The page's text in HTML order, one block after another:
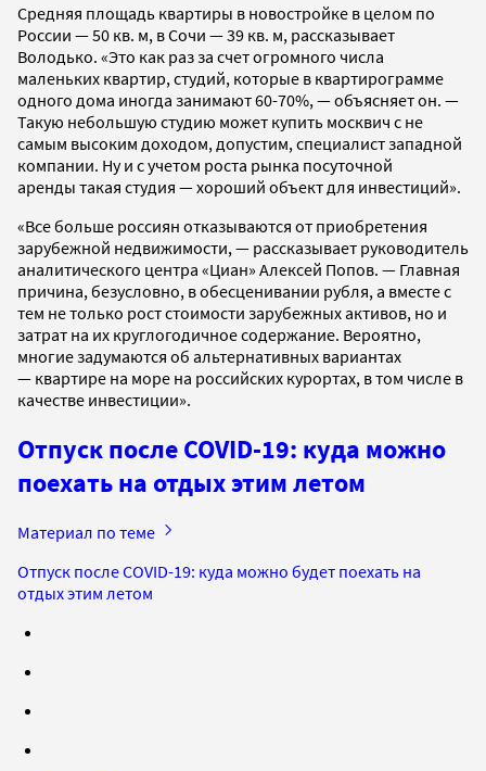
Средняя площадь квартиры в новостройке в целом по
России — 50 кв. м, в Сочи — 39 кв. м, рассказывает
Володько. «Это как раз за счет огромного числа
маленьких квартир, студий, которые в квартирограмме
одного дома иногда занимают 60-70%, — объясняет он. —
Такую небольшую студию может купить москвич с не
самым высоким доходом, допустим, специалист западной
компании. Ну и с учетом роста рынка посуточной
аренды такая студия — хороший объект для инвестиций».
«Все больше россиян отказываются от приобретения
зарубежной недвижимости, — рассказывает руководитель
аналитического центра «Циан» Алексей Попов. — Главная
причина, безусловно, в обесценивании рубля, а вместе с
тем не только рост стоимости зарубежных активов, но и
затрат на их круглогодичное содержание. Вероятно,
многие задумаются об альтернативных вариантах
— квартире на море на российских курортах, в том числе в
качестве инвестиции».
Отпуск после COVID-19: куда можно
поехать на отдых этим летом
Материал по теме
Отпуск после COVID-19: куда можно будет поехать на
отдых этим летом